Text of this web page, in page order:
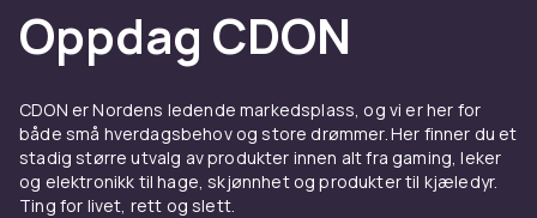
Oppdag CDON
CDON er Nordens ledende markedsplass, og vi er her for
både små hverdagsbehov og store drømmer. Her finner du et
stadig større utvalg av produkter innen alt fra gaming, leker
og elektronikk til hage, skjønnhet og produkter til kjæledyr.
Ting for livet, rett og slett.